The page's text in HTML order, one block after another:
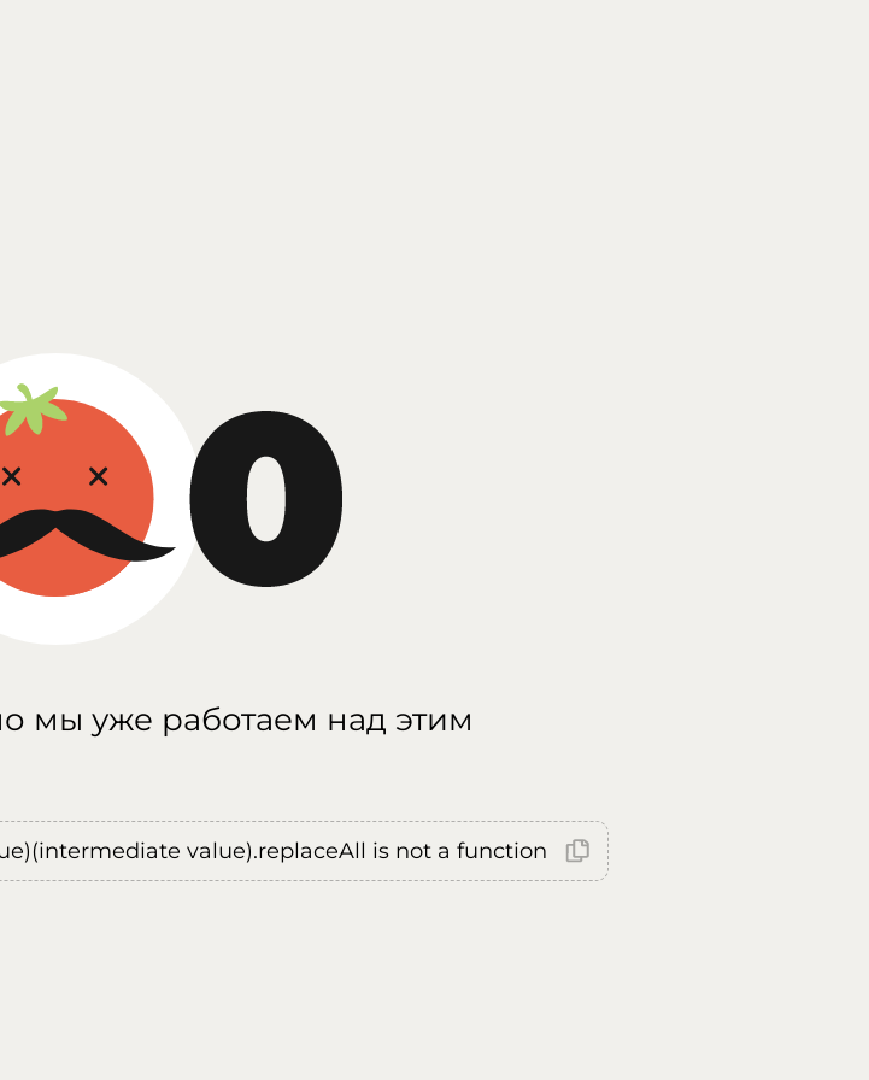
мы уже работаем над этим
value).replaceAll is not a function